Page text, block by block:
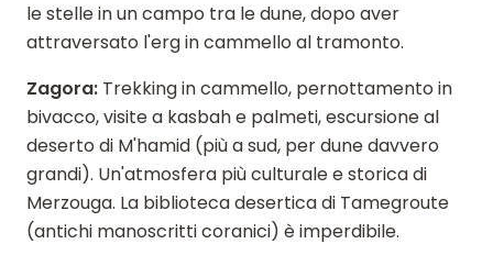
le stelle in un campo tra le dune, dopo aver
attraversato l'erg in cammello al tramonto.
Zagora: Trekking in cammello, pernottamento in
bivacco, visite a kasbah e palmeti, escursione al
deserto di M'hamid (più a sud, per dune davvero
grandi). Un'atmosfera più culturale e storica di
Merzouga. La biblioteca desertica di Tamegroute
(antichi manoscritti coranici) è imperdibile.